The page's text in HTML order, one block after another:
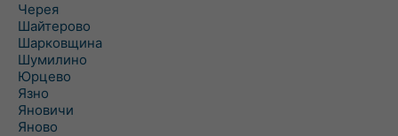
Черея
Шайтерово
Шарковщина
Шумилино
Юрцево
Язно
Яновичи
Яново